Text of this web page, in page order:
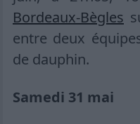
Bordeaux-Bègles
entre deux
de dauphin.
Samedi 31 mai